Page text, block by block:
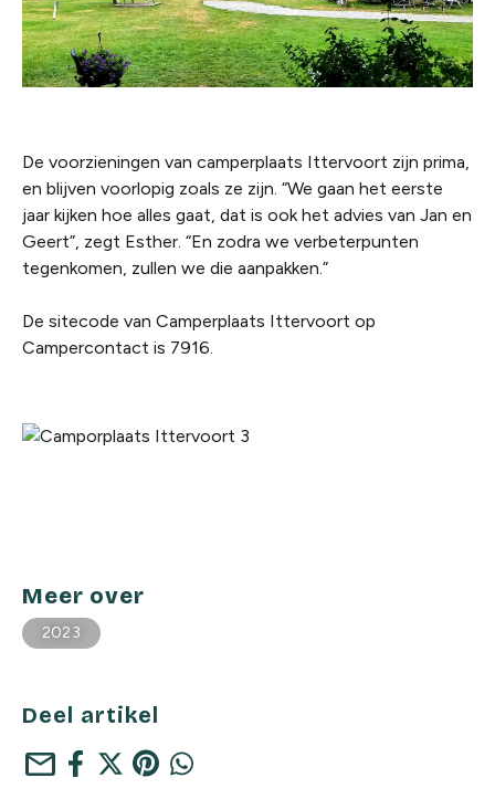
De voorzieningen van camperplaats Ittervoort zijn prima,
en blijven voorlopig zoals ze zijn. “We gaan het eerste
jaar kijken hoe alles gaat, dat is ook het advies van Jan en
Geert”, zegt Esther. “En zodra we verbeterpunten
tegenkomen, zullen we die aanpakken.”
De sitecode van Camperplaats Ittervoort op
Campercontact is 7916.
Meer over
2023
Deel artikel
mail